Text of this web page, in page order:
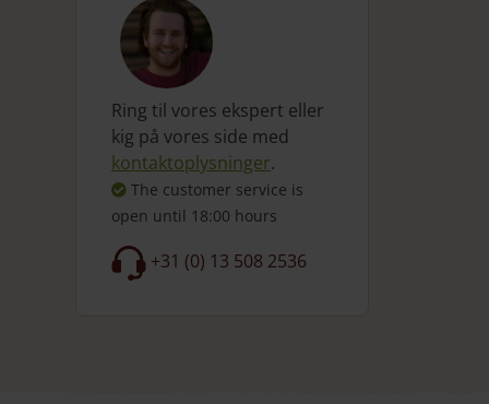
Ring til vores ekspert eller
kig på vores side med
kontaktoplysninger.
The customer service is
open until 18:00 hours
+31 (0) 13 508 2536